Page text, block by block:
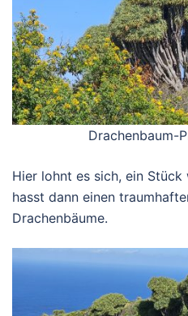
Drachenbaum-
Hier lohnt es sich, ein
hasst dann einen
Drachenbäume.